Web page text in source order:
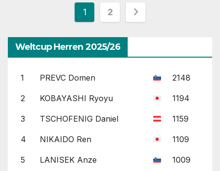
der
Beiträge
1 2
Weltcup Herren 2025/26
1 PREVC Domen 2148
2 KOBAYASHI Ryoyu 1194
3 TSCHOFENIG Daniel 1159
4 NIKAIDO Ren 1109
5 LANISEK Anze 1009